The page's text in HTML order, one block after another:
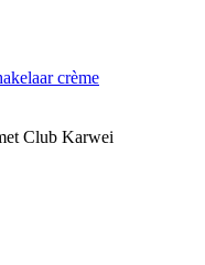
crème
Club Karwei